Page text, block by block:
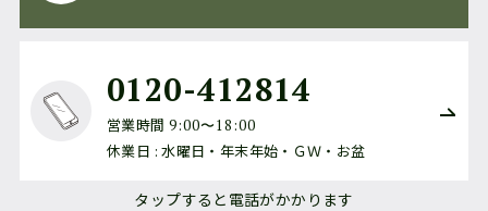
0120-412814
営業時間 9:00〜18:00
休業日 : 水曜日・年末年始・ＧＷ・お盆
タップすると電話がかかります